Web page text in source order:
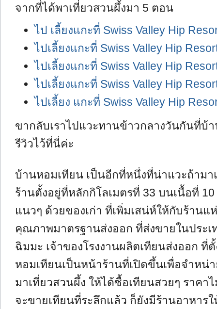
จากที่ได้พาเที่ยวสวนผึ้งมา 5 ตอน
ไป เลี้ยงแกะที่ Swiss Valley Hip
ไปเลี้ยงแกะที่ Swiss Valley Hip
ไปเลี้ยงแกะที่ Swiss Valley Hip
ไปเลี้ยงแกะที่ Swiss Valley Hip
ไปเลี้ยง แกะที่ Swiss Valley Hip
ขากลับเราไปแวะทานข้าวกลางวันกันที่บ้
รีวิวไว้ที่นี่ค่ะ
บ้านหอมเทียน เป็นอีกที่หนึ่งที่น่าแวะถ้าม
ร้านตั้งอยู่ที่หลักกิโลเมตรที่ 33 บนเนื้อที่
แนวๆ ด้วยของเก่า ที่เพิ่มเสน่ห์ให้กับร้าน
คุณภาพมาตรฐานส่งออก ที่ส่งขายในประ
ฉิมมะ เจ้าของโรงงานผลิตเทียนส่งออก ที่
หอมเทียนเป็นหน้าร้านที่เปิดขึ้นเพื่อจำหน่
มาเที่ยวสวนผึ้ง ให้ได้ซื้อเทียนสวยๆ ราค
จะขายเทียนที่ระลึกแล้ว ก็ยังมีร้านอาหาร